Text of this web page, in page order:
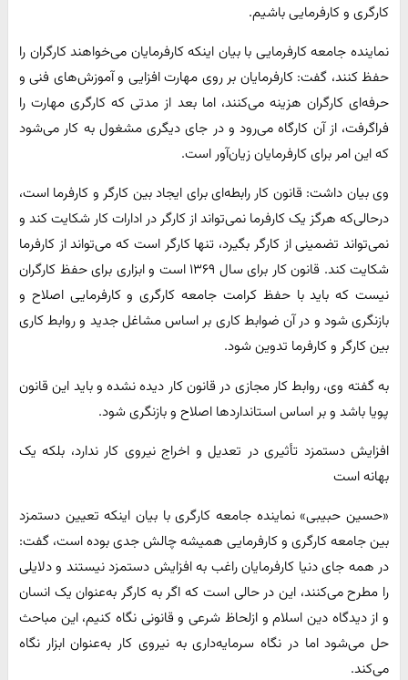
کارگری و کارفرمایی باشیم.
نماینده جامعه کارفرمایی با بیان اینکه کارفرمایان می‌خواهند کارگران را
حفظ کنند، گفت: کارفرمایان بر روی مهارت افزایی و آموزش‌های فنی و
حرفه‌ای کارگران هزینه می‌کنند، اما بعد از مدتی که کارگری مهارت را
فراگرفت، از آن کارگاه می‌رود و در جای دیگری مشغول به کار می‌شود
که این امر برای کارفرمایان زیان‌آور است.
وی بیان داشت: قانون کار رابطه‌ای برای ایجاد بین کارگر و کارفرما است،
درحالی‌که هرگز یک کارفرما نمی‌تواند از کارگر در ادارات کار شکایت کند و
نمی‌تواند تضمینی از کارگر بگیرد، تنها کارگر است که می‌تواند از کارفرما
شکایت کند. قانون کار برای سال ۱۳۶۹ است و ابزاری برای حفظ کارگران
نیست که باید با حفظ کرامت جامعه کارگری و کارفرمایی اصلاح و
بازنگری شود و در آن ضوابط کاری بر اساس مشاغل جدید و روابط کاری
بین کارگر و کارفرما تدوین شود.
به گفته وی، روابط کار مجازی در قانون کار دیده نشده و باید این قانون
پویا باشد و بر اساس استانداردها اصلاح و بازنگری شود.
افزایش دستمزد تأثیری در تعدیل و اخراج نیروی کار ندارد، بلکه یک
بهانه است
«حسین حبیبی» نماینده جامعه کارگری با بیان اینکه تعیین دستمزد
بین جامعه کارگری و کارفرمایی همیشه چالش جدی بوده است، گفت:
در همه جای دنیا کارفرمایان راغب به افزایش دستمزد نیستند و دلایلی
را مطرح می‌کنند، این در حالی است که اگر به کارگر به‌عنوان یک انسان
و از دیدگاه دین اسلام و ازلحاظ شرعی و قانونی نگاه کنیم، این مباحث
حل می‌شود اما در نگاه سرمایه‌داری به نیروی کار به‌عنوان ابزار نگاه
می‌کند.